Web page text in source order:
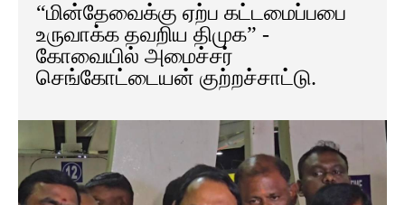
“மின்தேவைக்கு ஏற்ப கட்டமைப்பபை
உருவாக்க தவறிய திமுக” -
கோவையில் அமைச்சர்
செங்கோட்டையன் குற்றச்சாட்டு.